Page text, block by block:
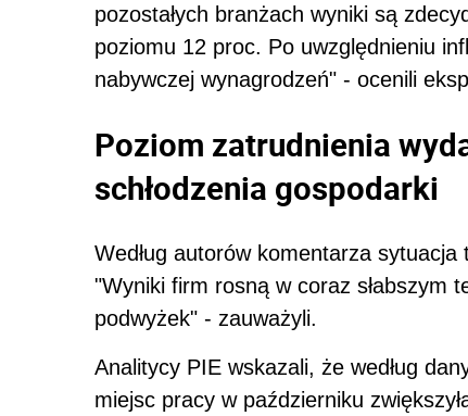
pozostałych branżach wyniki są
poziomu 12 proc. Po uwzględnieniu
nabywczej wynagrodzeń" - ocenili
Poziom zatrudnienia
schłodzenia gospodarki
Według autorów komentarza
"Wyniki firm rosną w coraz słabszym
podwyżek" - zauważyli.
Analitycy PIE wskazali, że według
miejsc pracy w październiku